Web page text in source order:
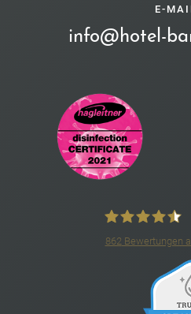
E-
info@hotel-
4*S Hotel
862 Bewertungen